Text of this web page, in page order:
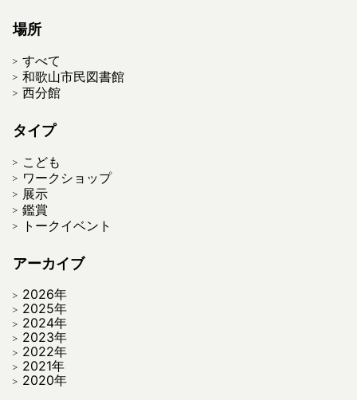
場所
すべて
和歌山市民図書館
西分館
タイプ
こども
ワークショップ
展示
鑑賞
トークイベント
アーカイブ
2026年
2025年
2024年
2023年
2022年
2021年
2020年